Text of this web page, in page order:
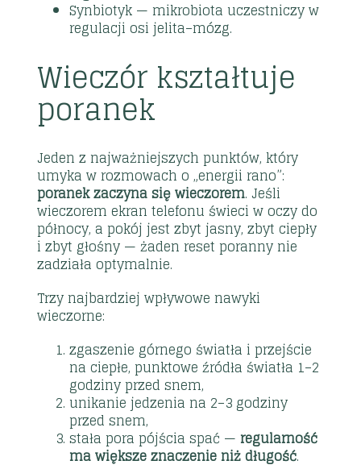
Synbiotyk — mikrobiota uczestniczy w
regulacji osi jelita–mózg.
Wieczór kształtuje
poranek
Jeden z najważniejszych punktów, który
umyka w rozmowach o „energii rano”:
poranek zaczyna się wieczorem. Jeśli
wieczorem ekran telefonu świeci w oczy do
północy, a pokój jest zbyt jasny, zbyt ciepły
i zbyt głośny — żaden reset poranny nie
zadziała optymalnie.
Trzy najbardziej wpływowe nawyki
wieczorne:
zgaszenie górnego światła i przejście
na ciepłe, punktowe źródła światła 1–2
godziny przed snem,
unikanie jedzenia na 2–3 godziny
przed snem,
stała pora pójścia spać — regularność
ma większe znaczenie niż długość.